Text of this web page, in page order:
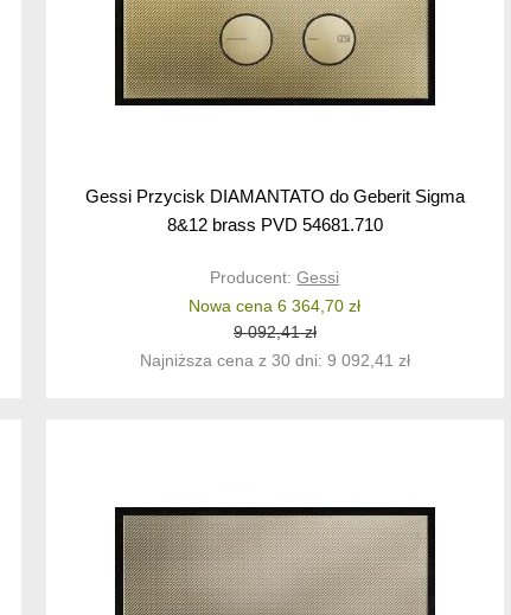
Gessi Przycisk DIAMANTATO do Geberit Sigma
8&12 brass PVD 54681.710
Producent:Gessi
Nowa cena 6 364,70 zł
9 092,41 zł
Najniższa cena z 30 dni: 9 092,41 zł